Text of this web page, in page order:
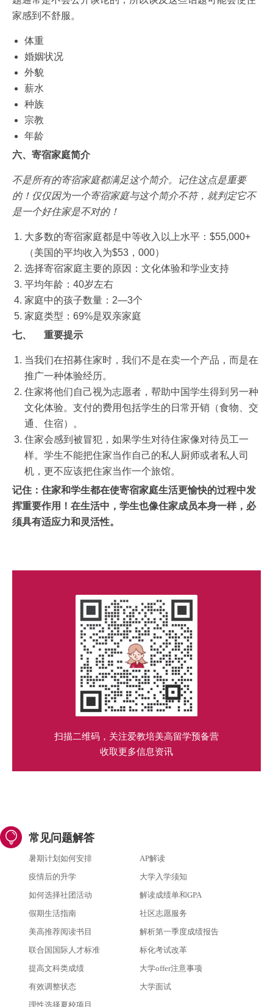
家感到不舒服。
体重
婚姻状况
外貌
薪水
种族
宗教
年龄
六、寄宿家庭简介
不是所有的寄宿家庭都满足这个简介。记住这点是重要
的！仅仅因为一个寄宿家庭与这个简介不符，就判定它不
是一个好住家是不对的！
大多数的寄宿家庭都是中等收入以上水平：$55,000+
（美国的平均收入为$53，000）
选择寄宿家庭主要的原因：文化体验和学业支持
平均年龄：40岁左右
家庭中的孩子数量：2—3个
家庭类型：69%是双亲家庭
七、
重要提示
当我们在招募住家时，我们不是在卖一个产品，而是在
推广一种体验经历。
住家将他们自己视为志愿者，帮助中国学生得到另一种
文化体验。支付的费用包括学生的日常开销（食物、交
通、住宿）。
住家会感到被冒犯，如果学生对待住家像对待员工一
样。学生不能把住家当作自己的私人厨师或者私人司
机，更不应该把住家当作一个旅馆。
记住：住家和学生都在使寄宿家庭生活更愉快的过程中发
挥重要作用！在生活中，学生也像住家成员本身一样，必
须具有适应力和灵活性。
扫描二维码，关注爱教培美高留学预备营
收取更多信息资讯
常见问题解答
暑期计划如何安排
AP解读
疫情后的升学
大学入学须知
如何选择社团活动
解读成绩单和GPA
假期生活指南
社区志愿服务
美高推荐阅读书目
解析第一季度成绩报告
联合国国际人才标准
标化考试改革
提高文科类成绩
大学offer注意事项
有效调整状态
大学面试
理性选择夏校项目